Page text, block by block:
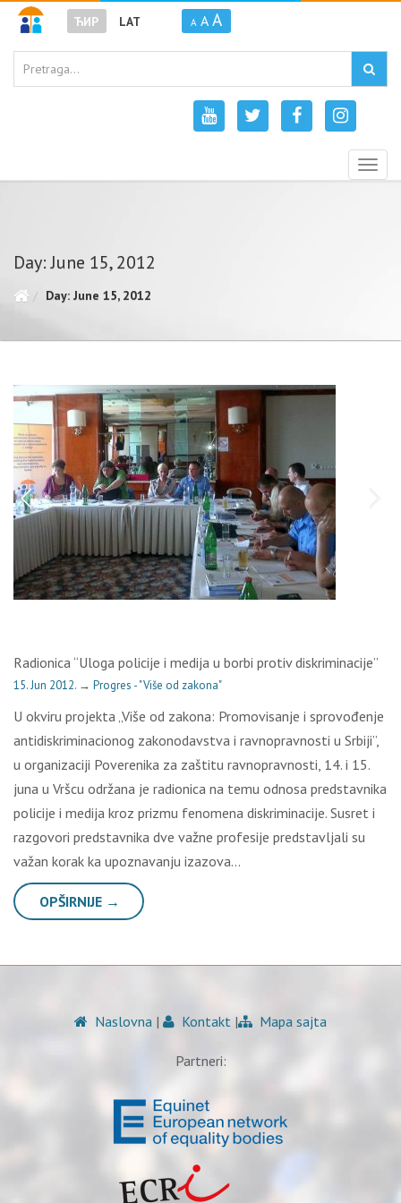
ЋИР LAT A A A
Day: June 15, 2012
Day: June 15, 2012
Radionica “Uloga policije i medija u borbi protiv diskriminacije”
15. Jun 2012. → Progres - "Više od zakona"
U okviru projekta „Više od zakona: Promovisanje i sprovođenje
antidiskriminacionog zakonodavstva i ravnopravnosti u Srbiji”,
u organizaciji Poverenika za zaštitu ravnopravnosti, 14. i 15.
juna u Vršcu održana je radionica na temu odnosa predstavnika
policije i medija kroz prizmu fenomena diskriminacije. Susret i
razgovori predstavnika dve važne profesije predstavljali su
važan korak ka upoznavanju izazova…
OPŠIRNIJE →
Naslovna | Kontakt | Mapa sajta
Partneri: